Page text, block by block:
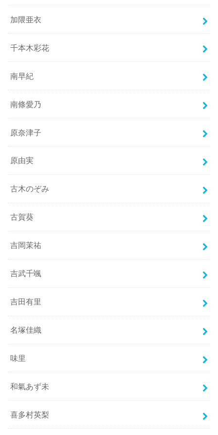
加隈亜衣
千本木彩花
南早紀
南條愛乃
原奈津子
原由実
古木のぞみ
古賀葵
吉岡茉祐
吉武千颯
吉田有里
名塚佳織
味里
和氣あず未
喜多村英梨